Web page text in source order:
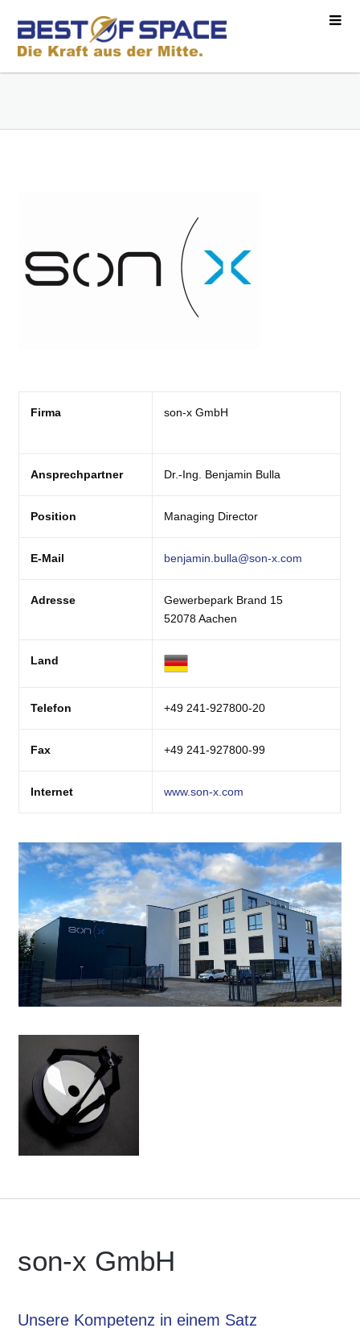
Firma son-x GmbH
Ansprechpartner Dr.-Ing. Benjamin Bulla
Position Managing Director
E-Mail benjamin.bulla@son-x.com
Adresse
Gewerbepark Brand 15
52078 Aachen
Land
Telefon +49 241-927800-20
Fax +49 241-927800-99
Internet www.son-x.com
son-x GmbH
Unsere Kompetenz in einem Satz